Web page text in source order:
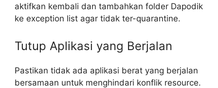
aktifkan kembali dan tambahkan folder Dapodik
ke exception list agar tidak ter-quarantine.
Tutup Aplikasi yang Berjalan
Pastikan tidak ada aplikasi berat yang berjalan
bersamaan untuk menghindari konflik resource.